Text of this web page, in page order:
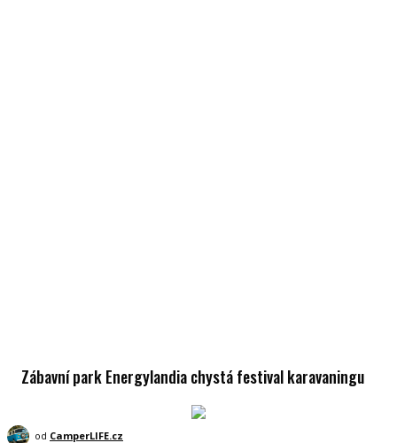
Zábavní park Energylandia chystá festival karavaningu
od CamperLIFE.cz